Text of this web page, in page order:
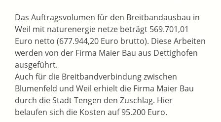
Das Auftragsvolumen für den Breitbandausbau in
Weil mit naturenergie netze beträgt 569.701,01
Euro netto (677.944,20 Euro brutto). Diese Arbeiten
werden von der Firma Maier Bau aus Dettighofen
ausgeführt.
Auch für die Breitbandverbindung zwischen
Blumenfeld und Weil erhielt die Firma Maier Bau
durch die Stadt Tengen den Zuschlag. Hier
belaufen sich die Kosten auf 95.200 Euro.